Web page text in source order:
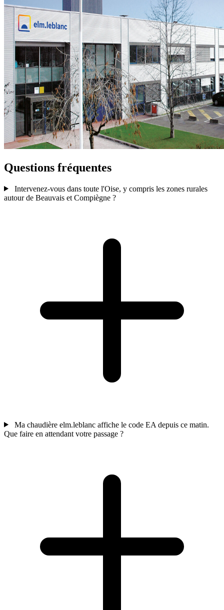
Questions fréquentes
Intervenez-vous dans toute l'Oise, y compris les zones rurales
autour de Beauvais et Compiègne ?
Ma chaudière elm.leblanc affiche le code EA depuis ce matin.
Que faire en attendant votre passage ?